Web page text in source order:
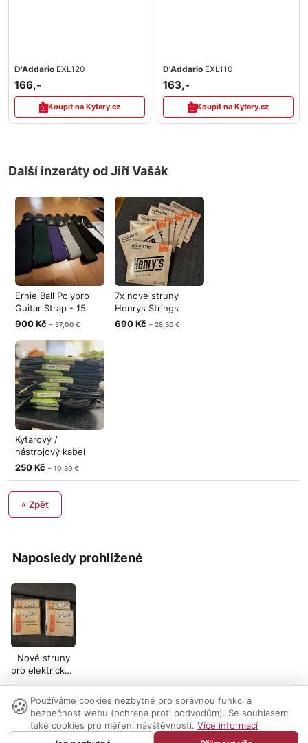
Naposledy prohlížené
Nové struny
pro elektrickou
Hooker
D'Addario EXL120
166,-
Koupit na Kytary.cz
D'Addario EXL110
163,-
Koupit na Kytary.cz
Další inzeráty od Jiří Vašák
Ernie Ball Polypro
Guitar Strap - 15
kytarový
900 Kč ~ 37,00 €
7x nové struny
Henrys Strings
10/47
690 Kč ~ 28,30 €
Kytarový /
nástrojový kabel
Proel CH100LU6 -
250 Kč ~ 10,30 €
« Zpět
Nastavení cookies | Vzhled:světlý tmavý | Kontakt
© 1999-2026 AUDIO PARTNER s.r.o.
🍪 Používáme cookies nezbytné pro správnou funkci a
bezpečnost webu (ochrana proti podvodům). Se souhlasem
také cookies pro měření návštěvnosti. Více informací